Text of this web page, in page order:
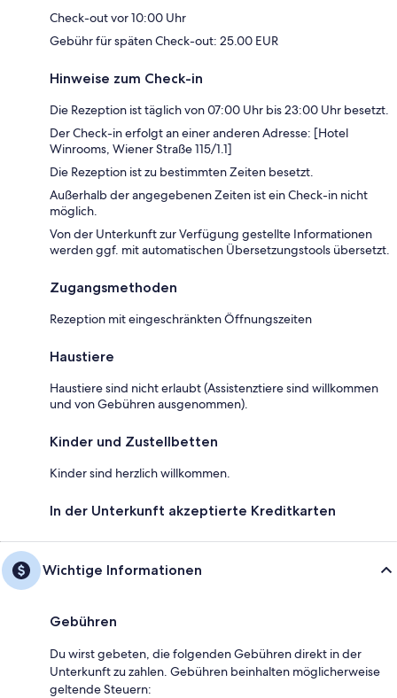
Check-out vor 10:00 Uhr
Gebühr für späten Check-out: 25.00 EUR
Hinweise zum Check-in
Die Rezeption ist täglich von 07:00 Uhr bis 23:00 Uhr besetzt.
Der Check-in erfolgt an einer anderen Adresse: [Hotel
Winrooms, Wiener Straße 115/1.1]
Die Rezeption ist zu bestimmten Zeiten besetzt.
Außerhalb der angegebenen Zeiten ist ein Check-in nicht
möglich.
Von der Unterkunft zur Verfügung gestellte Informationen
werden ggf. mit automatischen Übersetzungstools übersetzt.
Zugangsmethoden
Rezeption mit eingeschränkten Öffnungszeiten
Haustiere
Haustiere sind nicht erlaubt (Assistenztiere sind willkommen
und von Gebühren ausgenommen).
Kinder und Zustellbetten
Kinder sind herzlich willkommen.
In der Unterkunft akzeptierte Kreditkarten
Wichtige Informationen
Gebühren
Du wirst gebeten, die folgenden Gebühren direkt in der
Unterkunft zu zahlen. Gebühren beinhalten möglicherweise
geltende Steuern: